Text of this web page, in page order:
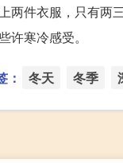
件衣服，只有两
寒冷感受。
： 冬天 冬季